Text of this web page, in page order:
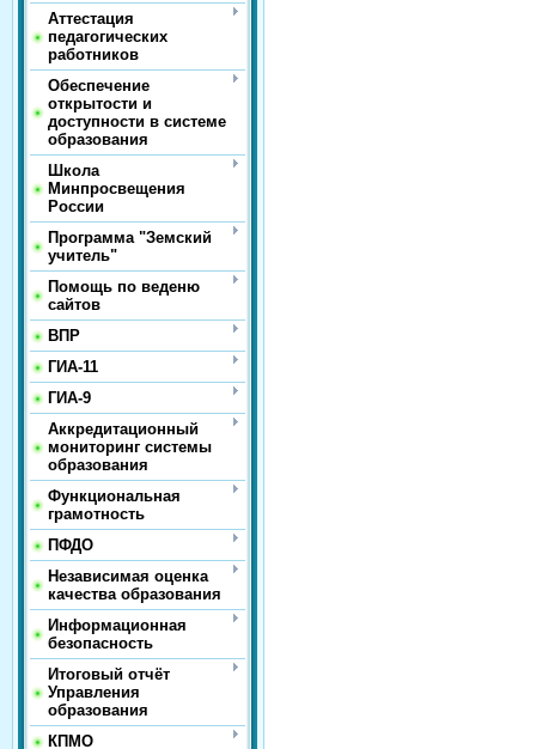
Аттестация
педагогических
работников
Обеспечение
открытости и
доступности в системе
образования
Школа
Минпросвещения
России
Программа "Земский
учитель"
Помощь по веденю
сайтов
ВПР
ГИА-11
ГИА-9
Аккредитационный
мониторинг системы
образования
Функциональная
грамотность
ПФДО
Независимая оценка
качества образования
Информационная
безопасность
Итоговый отчёт
Управления
образования
КПМО